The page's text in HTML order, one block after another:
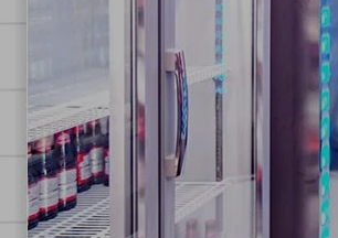
物料
素材下载